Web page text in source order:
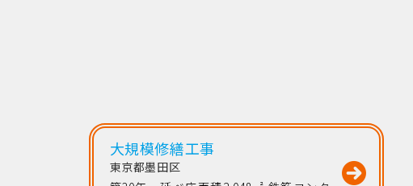
大規模修繕工事
東京都墨田区